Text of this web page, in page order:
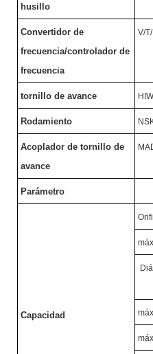
husillo
Convertidor de
frecuencia/controlador de
frecuencia
V/
tornillo de avance
Rodamiento
Acoplador de tornillo de
avance
Parámetro
Capacidad